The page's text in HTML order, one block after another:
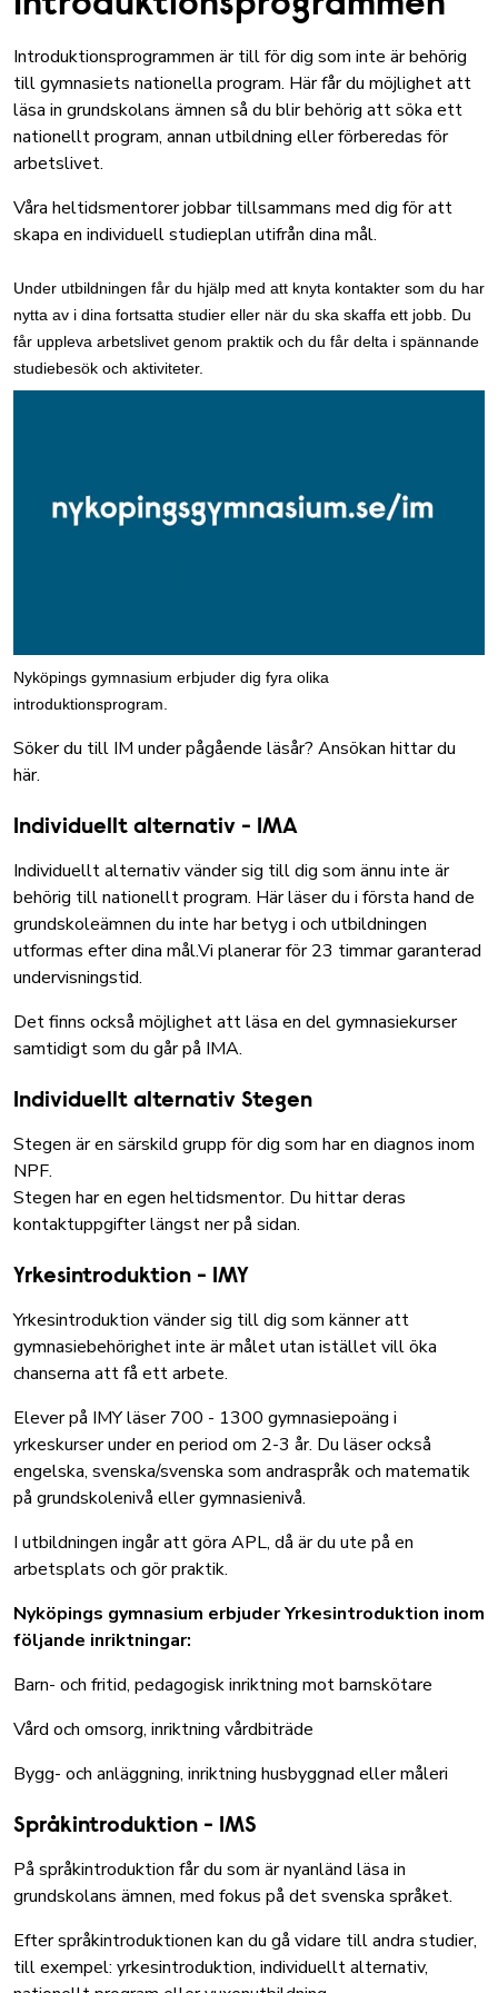
Introduktionsprogrammen är till för dig som inte är behörig
till gymnasiets nationella program. Här får du möjlighet att
läsa in grundskolans ämnen så du blir behörig att söka ett
nationellt program, annan utbildning eller förberedas för
arbetslivet.
Våra heltidsmentorer jobbar tillsammans med dig för att
skapa en individuell studieplan utifrån dina mål.
Under utbildningen får du hjälp med att knyta kontakter som du har
nytta av i dina fortsatta studier eller när du ska skaffa ett jobb. Du
får uppleva arbetslivet genom praktik och du får delta i spännande
studiebesök och aktiviteter.
Nyköpings gymnasium erbjuder dig fyra olika
introduktionsprogram.
Söker du till IM under pågående läsår? Ansökan hittar du
här.
Individuellt alternativ - IMA
Individuellt alternativ vänder sig till dig som ännu inte är
behörig till nationellt program. Här läser du i första hand de
grundskoleämnen du inte har betyg i och utbildningen
utformas efter dina mål.Vi planerar för 23 timmar garanterad
undervisningstid.
Det finns också möjlighet att läsa en del gymnasiekurser
samtidigt som du går på IMA.
Individuellt alternativ Stegen
Stegen är en särskild grupp för dig som har en diagnos inom
NPF.
Stegen har en egen heltidsmentor. Du hittar deras
kontaktuppgifter längst ner på sidan.
Yrkesintroduktion - IMY
Yrkesintroduktion vänder sig till dig som känner att
gymnasiebehörighet inte är målet utan istället vill öka
chanserna att få ett arbete.
Elever på IMY läser 700 - 1300 gymnasiepoäng i
yrkeskurser under en period om 2-3 år. Du läser också
engelska, svenska/svenska som andraspråk och matematik
på grundskolenivå eller gymnasienivå.
I utbildningen ingår att göra APL, då är du ute på en
arbetsplats och gör praktik.
Nyköpings gymnasium erbjuder Yrkesintroduktion inom
följande inriktningar:
Barn- och fritid, pedagogisk inriktning mot barnskötare
Vård och omsorg, inriktning vårdbiträde
Bygg- och anläggning, inriktning husbyggnad eller måleri
Språkintroduktion - IMS
På språkintroduktion får du som är nyanländ läsa in
grundskolans ämnen, med fokus på det svenska språket.
Efter språkintroduktionen kan du gå vidare till andra studier,
till exempel: yrkesintroduktion, individuellt alternativ,